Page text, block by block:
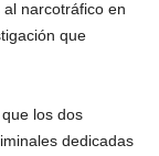
narcotráfico en
que
los dos
dedicadas